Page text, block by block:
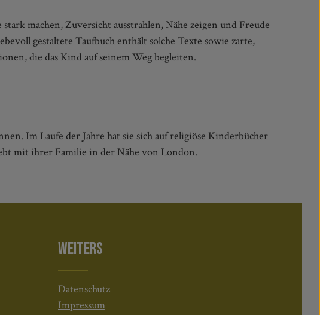
die das Kind auf seinem Weg begleiten.
Im Laufe der Jahre hat sie sich auf religiöse Kinderbücher
mit ihrer Familie in der Nähe von London.
WEITERS
Datenschutz
Impressum